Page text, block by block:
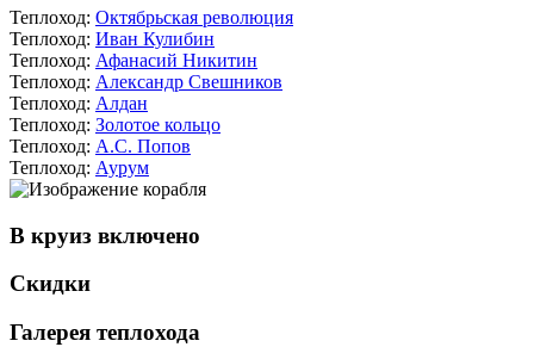
Теплоход: Октябрьская революция
Теплоход: Иван Кулибин
Теплоход: Афанасий Никитин
Теплоход: Александр Свешников
Теплоход: Алдан
Теплоход: Золотое кольцо
Теплоход: А.С. Попов
Теплоход: Аурум
В круиз включено
Скидки
Галерея теплохода